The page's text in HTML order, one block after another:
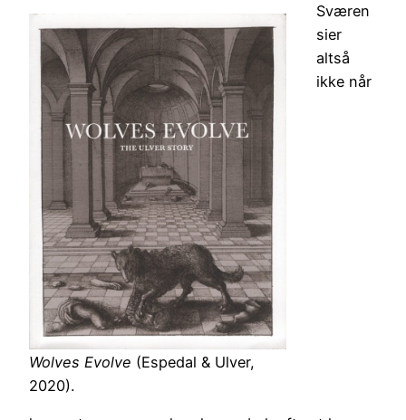
Wolves Evolve (Espedal & Ulver,
2020).
Sværen
sier
altså
ikke når